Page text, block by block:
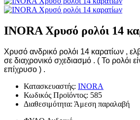
INORA Χρυσό ρολόι 14
Χρυσό ανδρικό ρολόι 14 καρατίων ,
σε διαχρονικό σχεδιασμό . ( Το ρολόι
επίχρυσο ) .
Κατασκευαστής: INORA
Κωδικός Προϊόντος: 585
Διαθεσιμότητα: Άμεση παραλαβή